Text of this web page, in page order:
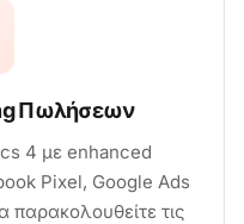
Πωλήσεων
4 με enhanced
Pixel, Google Ads
τις